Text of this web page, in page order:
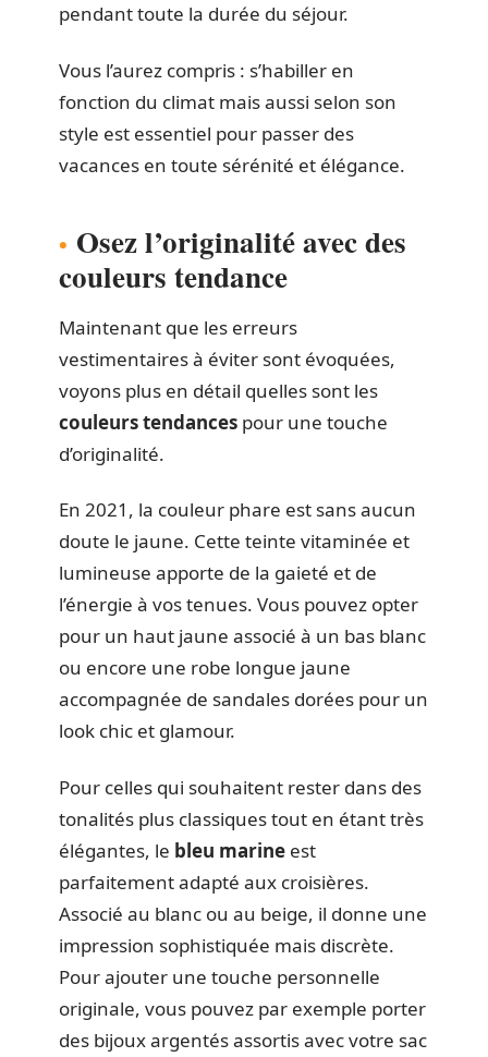
pendant toute la durée du séjour.
Vous l’aurez compris : s’habiller en
fonction du climat mais aussi selon son
style est essentiel pour passer des
vacances en toute sérénité et élégance.
Osez l’originalité avec des
couleurs tendance
Maintenant que les erreurs
vestimentaires à éviter sont évoquées,
voyons plus en détail quelles sont les
couleurs tendances pour une touche
d’originalité.
En 2021, la couleur phare est sans aucun
doute le jaune. Cette teinte vitaminée et
lumineuse apporte de la gaieté et de
l’énergie à vos tenues. Vous pouvez opter
pour un haut jaune associé à un bas blanc
ou encore une robe longue jaune
accompagnée de sandales dorées pour un
look chic et glamour.
Pour celles qui souhaitent rester dans des
tonalités plus classiques tout en étant très
élégantes, le bleu marine est
parfaitement adapté aux croisières.
Associé au blanc ou au beige, il donne une
impression sophistiquée mais discrète.
Pour ajouter une touche personnelle
originale, vous pouvez par exemple porter
des bijoux argentés assortis avec votre sac